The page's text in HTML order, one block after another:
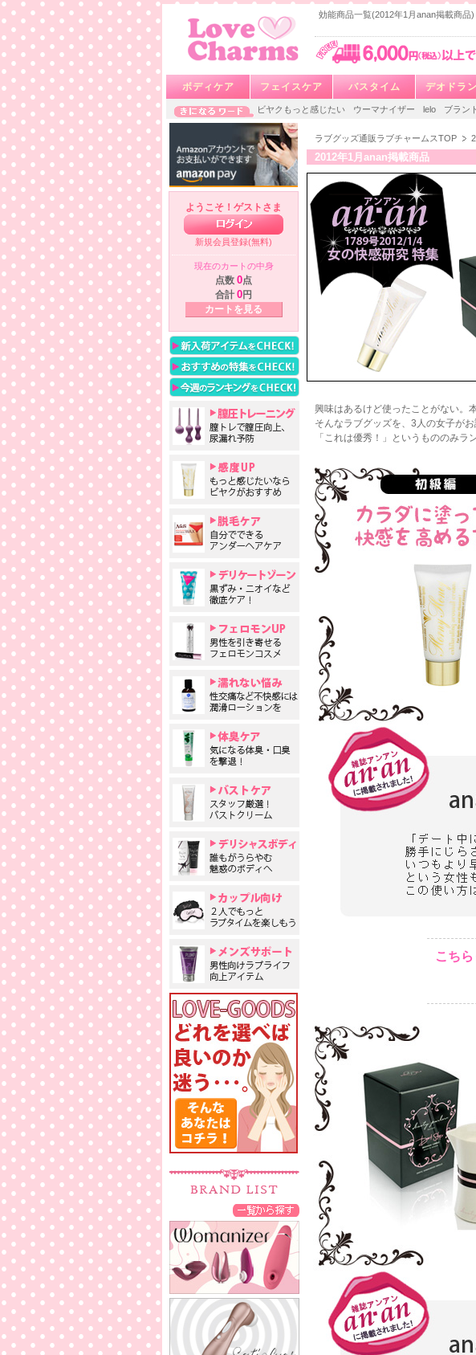
効能商品一覧(2012年1月anan掲載商品
ボディケア フェイスケア バスタイム デオドラ
ビヤクもっと感じたい ウーマナイザー lelo ブラン
ようこそ！ゲストさま
新規会員登録(無料)
現在のカートの中身
点数 0点
合計 0円
カートを見る
ラブグッズ通販ラブチャームスTOP
2012年1月anan掲載商品
興味はあるけど使ったことがない。
そんなラブグッズを、3人の女子が
「これは優秀！」というもののみ
こちら